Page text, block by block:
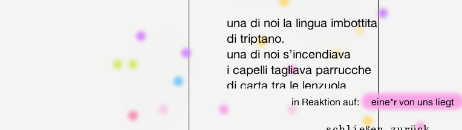
una di noi la lingua imbottita
di triptano.
una di noi s’incendiava
i capelli tagliava parrucche
di carta tra le lenzuola
di fiato-annodato mentre di lato
una di noi starnutiva
in Reaktion auf: eine*r von uns liegt